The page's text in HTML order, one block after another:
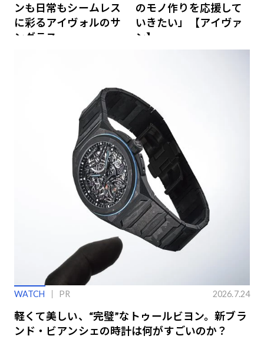
ンも日常もシームレス
に彩るアイヴォルのサ
ングラス
のモノ作りを応援して
いきたい」【アイヴァ
ン】
WATCH PR 2026.7.24
軽くて美しい、“完璧”なトゥールビヨン。新ブラ
ンド・ビアンシェの時計は何がすごいのか？